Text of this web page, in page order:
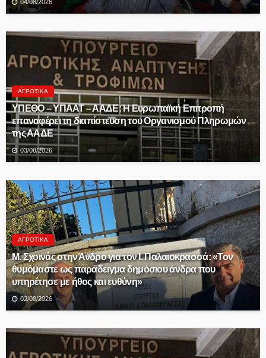
04/08/2026
ΑΓΡΟΤΙΚΆ
ΥΠΕΘΟ – ΥΠΑΑΤ – ΑΑΔΕ: H Ευρωπαϊκή Επιτροπή
επαναφέρει τη διαπίστευση του Οργανισμού Πληρωμών
της ΑΑΔΕ
03/08/2026
ΑΓΡΟΤΙΚΆ
Μ. Σχοινάς στην Άνδρο για τον Ι. Παλαιοκρασσά: «Τον
θυμόμαστε ως παράδειγμα δημόσιου άνδρα που
υπηρέτησε με ήθος και ευθύνη»
02/08/2026